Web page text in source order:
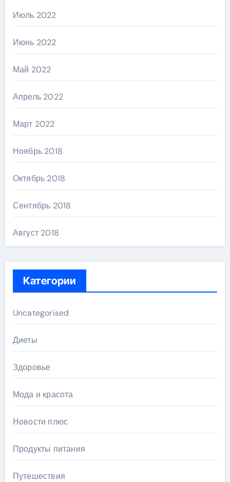
Июль 2022
Июнь 2022
Май 2022
Апрель 2022
Март 2022
Ноябрь 2018
Октябрь 2018
Сентябрь 2018
Август 2018
Категории
Uncategorised
Диеты
Здоровье
Мода и красота
Новости плюс
Продукты питания
Путешествия